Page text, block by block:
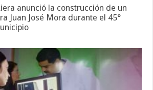
anunció la construcción de un
Juan José Mora durante el 45°